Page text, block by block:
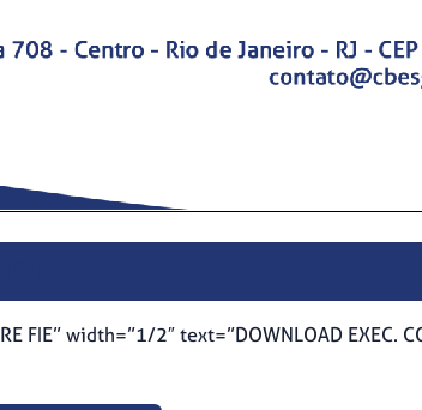
width=”1/2″ text=”DOWNLOAD EXEC.